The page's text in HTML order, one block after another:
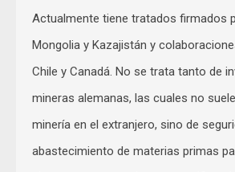
Actualmente tiene tratados firmados
Mongolia y Kazajistán y
Chile y Canadá. No se trata tanto de
mineras alemanas, las cuales no
minería en el extranjero, sino de
abastecimiento de materias primas